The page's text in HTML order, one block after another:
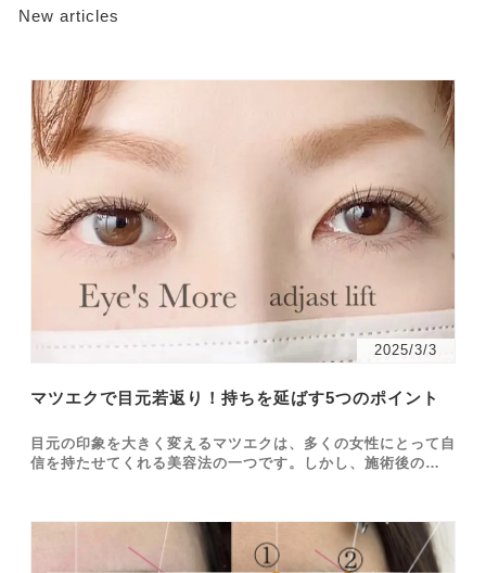
New articles
2025/3/3
マツエクで目元若返り！持ちを延ばす5つのポイント
目元の印象を大きく変えるマツエクは、多くの女性にとって自
信を持たせてくれる美容法の一つです。しかし、施術後の持ち
注意点、そして…